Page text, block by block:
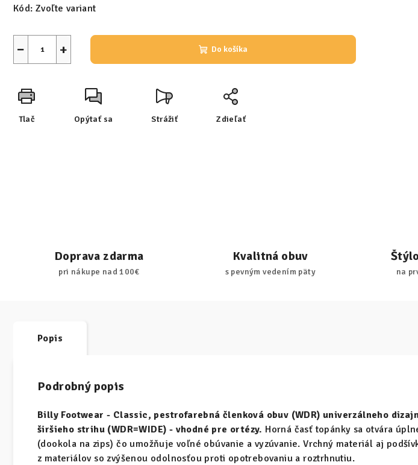
Kód: Zvoľte variant
+
− Do košíka
Tlač Opýtať sa Strážiť Zdieľať
Doprava zdarma
pri nákupe nad 100€
Kvalitná obuv
s pevným vedením päty na
Popis
Podrobný popis
Billy Footwear - Classic, pestrofarebná členková obuv (WDR) univerzálneho
širšieho strihu (WDR=WIDE) - vhodné pre ortézy. Horná časť topánky sa otvára
(dookola na zips) čo umožňuje voľné obúvanie a vyzúvanie. Vrchný materiál aj
z materiálov so zvýšenou odolnosťou proti opotrebovaniu a roztrhnutiu.